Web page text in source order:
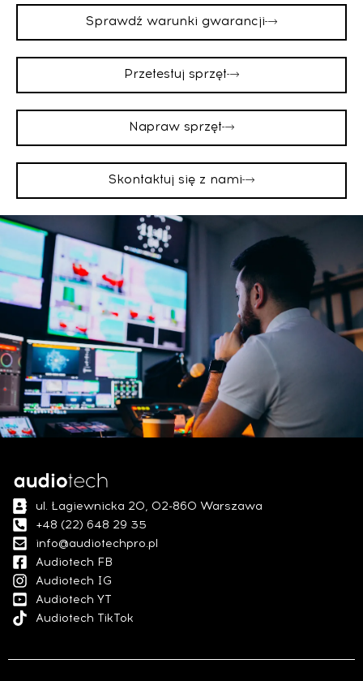
Sprawdź warunki gwarancji
Przetestuj sprzęt
Napraw sprzęt
Skontaktuj się z nami
ul. Łagiewnicka 20, 02-860 Warszawa
+48 (22) 648 29 35
info@audiotechpro.pl
Audiotech FB
Audiotech IG
Audiotech YT
Audiotech TikTok